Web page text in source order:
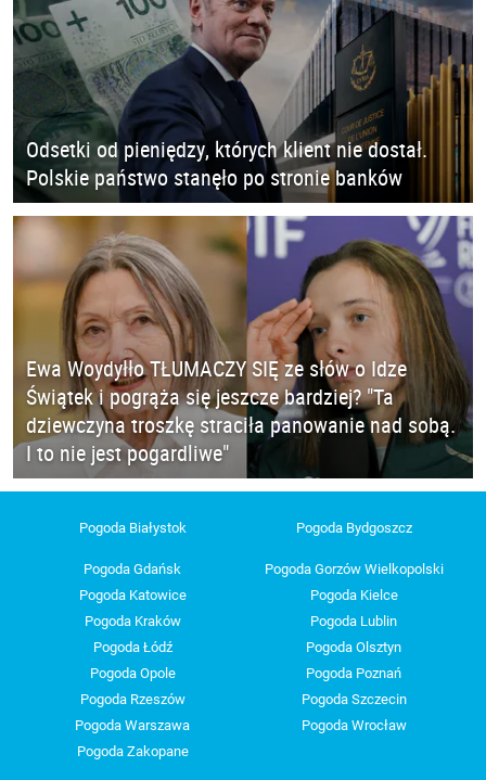
Odsetki od pieniędzy, których klient nie dostał.
Polskie państwo stanęło po stronie banków
Ewa Woydyłło TŁUMACZY SIĘ ze słów o Idze
Świątek i pogrąża się jeszcze bardziej? "Ta
dziewczyna troszkę straciła panowanie nad sobą.
I to nie jest pogardliwe"
Pogoda Białystok Pogoda Bydgoszcz
Pogoda Gdańsk
Pogoda Gorzów Wielkopolski
Pogoda Katowice
Pogoda Kielce
Pogoda Kraków
Pogoda Lublin
Pogoda Łódź
Pogoda Olsztyn
Pogoda Opole
Pogoda Poznań
Pogoda Rzeszów
Pogoda Szczecin
Pogoda Warszawa
Pogoda Wrocław
Pogoda Zakopane